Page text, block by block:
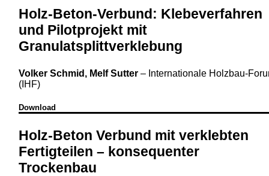
Holz-Beton-Verbund: Klebeverfahren
und Pilotprojekt mit
Granulatsplittverklebung
Volker Schmid, Melf Sutter – Internationale Holzbau-
(IHF)
Download
Holz-Beton Verbund mit verklebten
Fertigteilen – konsequenter
Trockenbau